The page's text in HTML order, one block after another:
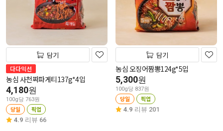
담기
다다익선
농심 사천짜파게티137g*4입
4,180원
100g당 763원
당일 픽업
4.9 리뷰 66
담기
농심 오징어짬뽕124g*5입
5,300원
100g당 837원
당일 픽업
4.9 리뷰 201